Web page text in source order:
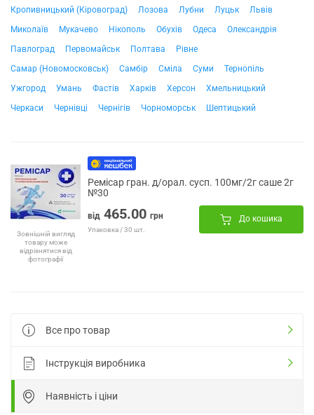
Кропивницький (Кіровоград)
Лозова Лубни Луцьк
Львів
Миколаїв
Мукачево Нікополь Обухів Одеса
Олександрія
Павлоград
Первомайськ Полтава
Рівне
Самар (Новомосковськ)
Самбір Сміла Суми
Тернопіль
Ужгород
Умань Фастів Харків Херсон
Хмельницький
Черкаси
Чернівці Чернігів Чорноморськ Шептицький
Зовнішній вигляд
товару може
відрізнятися від
фотографії
Ремісар гран. д/орал. сусп. 100мг/2г саше 2г
№30
від 465.00 грн
Упаковка / 30 шт.
До кошика
Все про товар
Інструкція виробника
Наявність і ціни